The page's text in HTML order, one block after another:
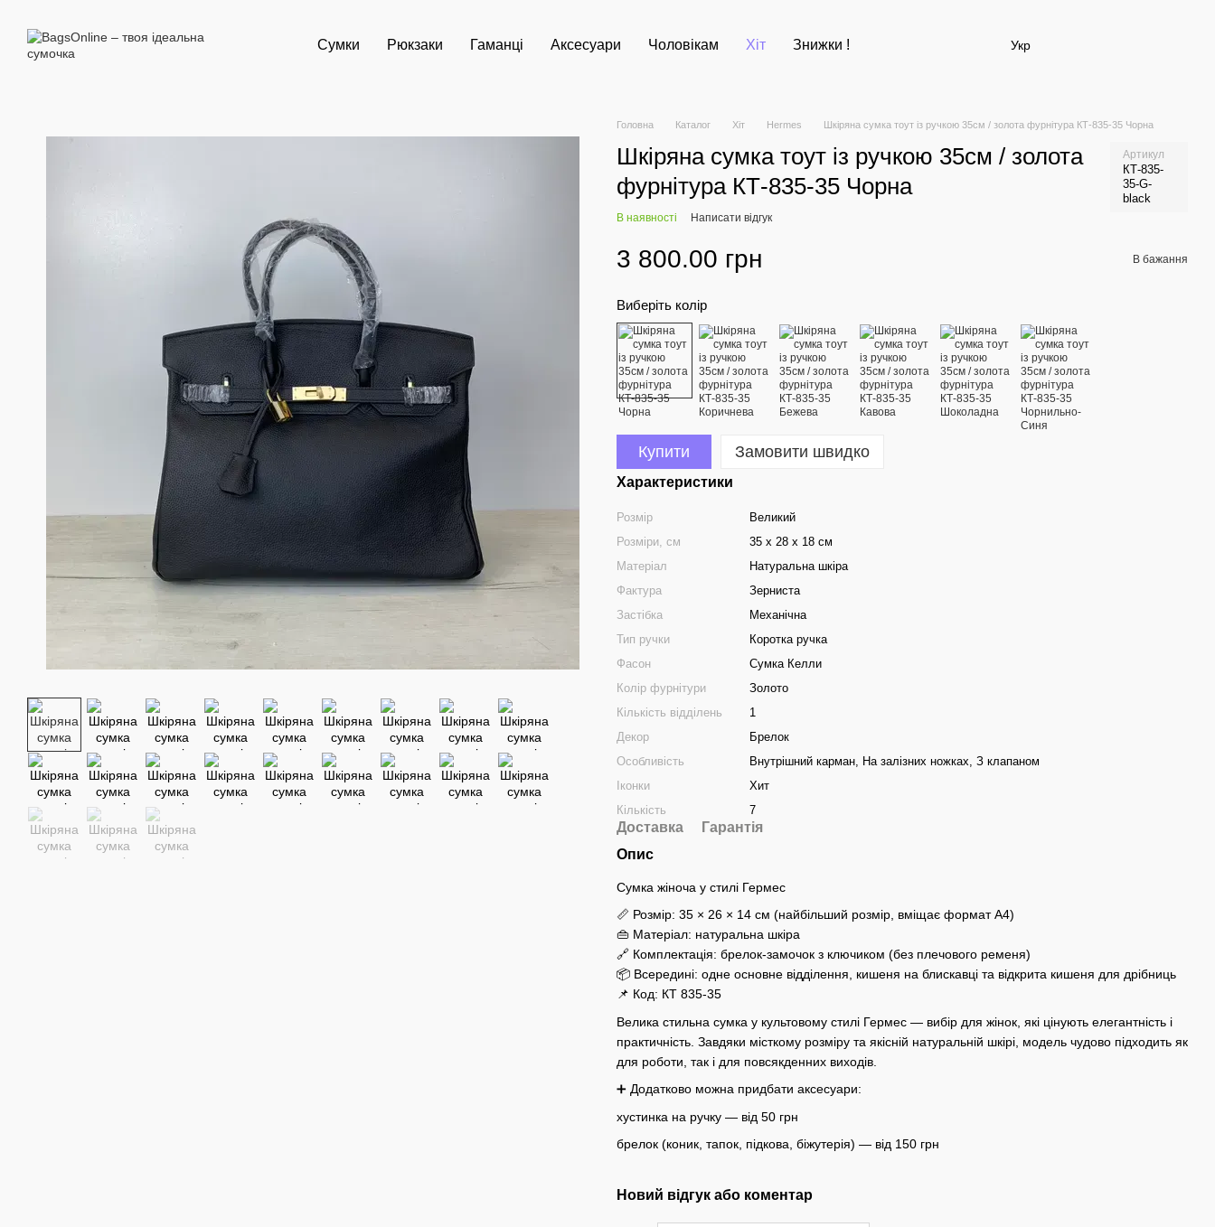
Сумки Рюкзаки Гаманці Аксесуари Чоловікам Хіт Знижки ! Укр
Головна Каталог Хіт Hermes Шкіряна сумка тоут із ручкою 35см / золота фурнітура КТ-835-35 Чорна
Шкіряна сумка тоут із ручкою 35см / золота
фурнітура КТ-835-35 Чорна
Артикул
КТ-835-
35-G-
black
В наявності Написати відгук
3 800.00 грн В бажання
Виберіть колір
Купити Замовити швидко
Характеристики
Розмір
Великий
Розміри, см
35 х 28 х 18 см
Матеріал
Натуральна шкіра
Фактура
Зерниста
Застібка
Механічна
Тип ручки
Коротка ручка
Фасон
Сумка Келли
Колір фурнітури
Золото
Кількість відділень
1
Декор
Брелок
Особливість
Внутрішний карман, На залізних ножках, З клапаном
Іконки
Хит
Кількість
7
Доставка
Гарантія
Опис
Сумка жіноча у стилі Гермес
📏 Розмір: 35 × 26 × 14 см (найбільший розмір, вміщає формат А4)
👜 Матеріал: натуральна шкіра
🔗 Комплектація: брелок-замочок з ключиком (без плечового ременя)
📦 Всередині: одне основне відділення, кишеня на блискавці та відкрита кишеня для дрібниць
📌 Код: КТ 835-35
Велика стильна сумка у культовому стилі Гермес — вибір для жінок, які цінують елегантність і
практичність. Завдяки місткому розміру та якісній натуральній шкірі, модель чудово підходить як
для роботи, так і для повсякденних виходів.
➕ Додатково можна придбати аксесуари:
хустинка на ручку — від 50 грн
брелок (коник, тапок, підкова, біжутерія) — від 150 грн
Новий відгук або коментар